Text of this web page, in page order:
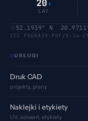
20+
LAT
52.1939° N
ICC FOGRA39 · PDF/X-1a ·
⬡ USŁUGI
Druk CAD
projekty, plany
Naklejki i etykiety
UV, solwent, etykiety